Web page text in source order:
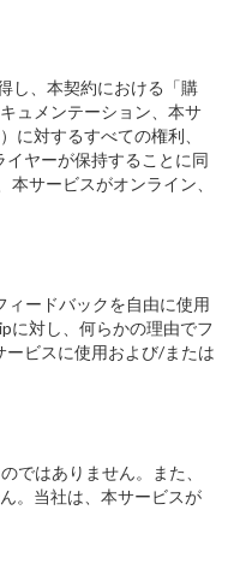
し、本契約における「購
ュメンテーション、本サ
に対するすべての権利、
ヤーが保持することに同
サービスがオンライン、
ードバックを自由に使用
に対し、何らかの理由でフ
ビスに使用および/または
ではありません。また、
。当社は、本サービスが